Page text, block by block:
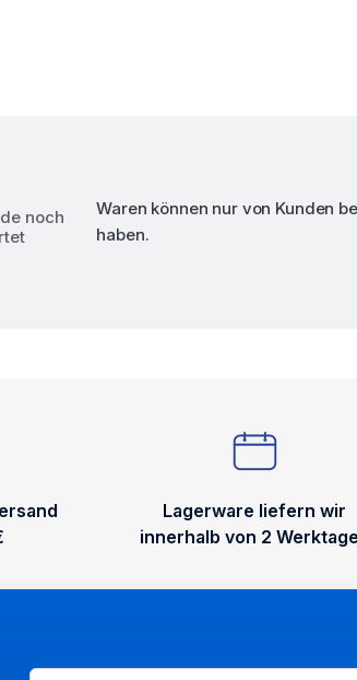
noch
Waren können nur von Kunden
haben.
Lagerware liefern wir
innerhalb von 2